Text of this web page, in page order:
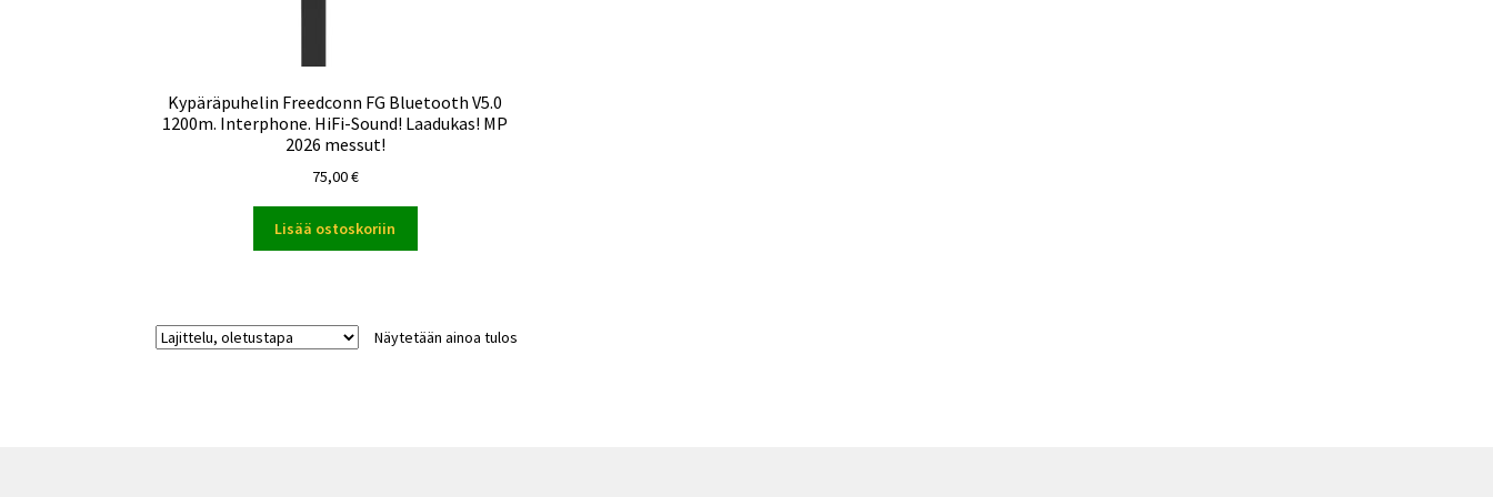
Kypäräpuhelin Freedconn FG Bluetooth V5.0
1200m. Interphone. HiFi-Sound! Laadukas! MP
2026 messut!
75,00€
Lisää ostoskoriin
Näytetään ainoa tulos